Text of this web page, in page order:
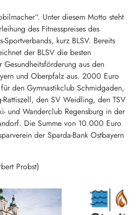
Unter diesem Motto steht
des Fitnesspreises des
Sportverbands, kurz BLSV. Bereits
der BLSV die besten
Gesundheitsförderung aus den
und Oberpfalz aus. 2000 Euro
den Gymnastikclub Schmidgaden,
Rattiszell, den SV Weidling, den TSV
und Wanderclub Regensburg in der
Die Summe von 10.000 Euro
der Sparda-Bank Ostbayern
Probst)